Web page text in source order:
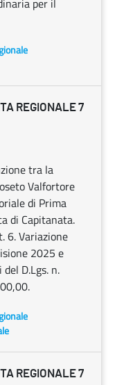
per il
REGIONALE 7
tra la
Valfortore
di Prima
di Capitanata.
6. Variazione
2025 e
D.Lgs. n.
REGIONALE 7